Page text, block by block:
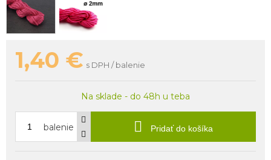
1,40 € s DPH / balenie
Na sklade - do 48h u teba
balenie Pridať do košíka